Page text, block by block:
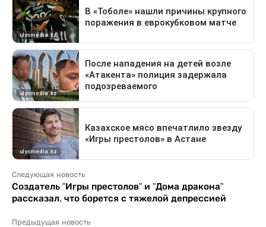
Следующая новость
Создатель "Игры престолов" и "Дома дракона"
рассказал, что борется с тяжелой депрессией
Предыдущая новость